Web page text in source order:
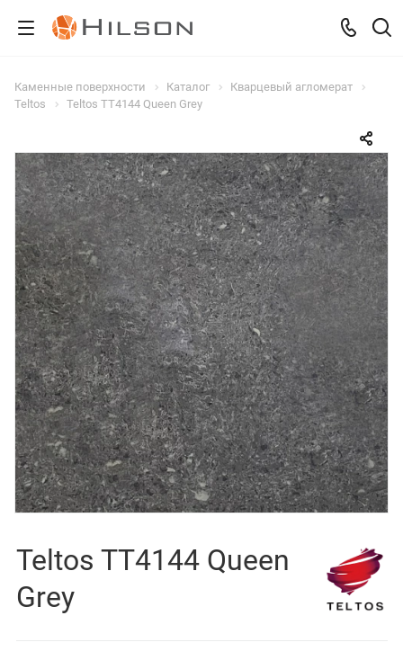
Каменные поверхности Каталог
Кварцевый агломерат
Teltos
Teltos TT4144 Queen Grey
Teltos TT4144 Queen
Grey